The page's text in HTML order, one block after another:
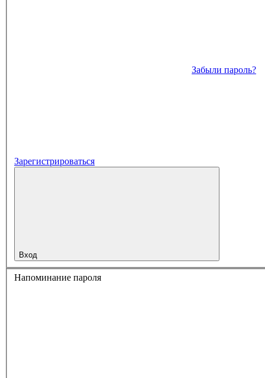
Забыли пароль?
Зарегистрироваться
Вход
Напоминание пароля